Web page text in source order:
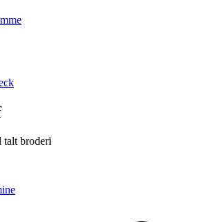
talt broderi